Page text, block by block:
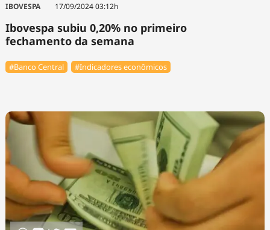
IBOVESPA 17/09/2024 03:12h
Ibovespa subiu 0,20% no primeiro
fechamento da semana
#Banco Central #Indicadores econômicos